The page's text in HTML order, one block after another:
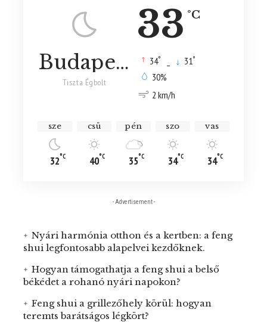
33 °C
Budapest
Tiszta Égbolt
34° 31°
30%
2 km/h
sze
32°C
csü
40°C
pén
35°C
szo
34°C
vas
34°C
- Advertisement -
Nyári harmónia otthon és a kertben: a feng
shui legfontosabb alapelvei kezdőknek.
Hogyan támogathatja a feng shui a belső
békédet a rohanó nyári napokon?
Feng shui a grillezőhely körül: hogyan
teremts barátságos légkört?